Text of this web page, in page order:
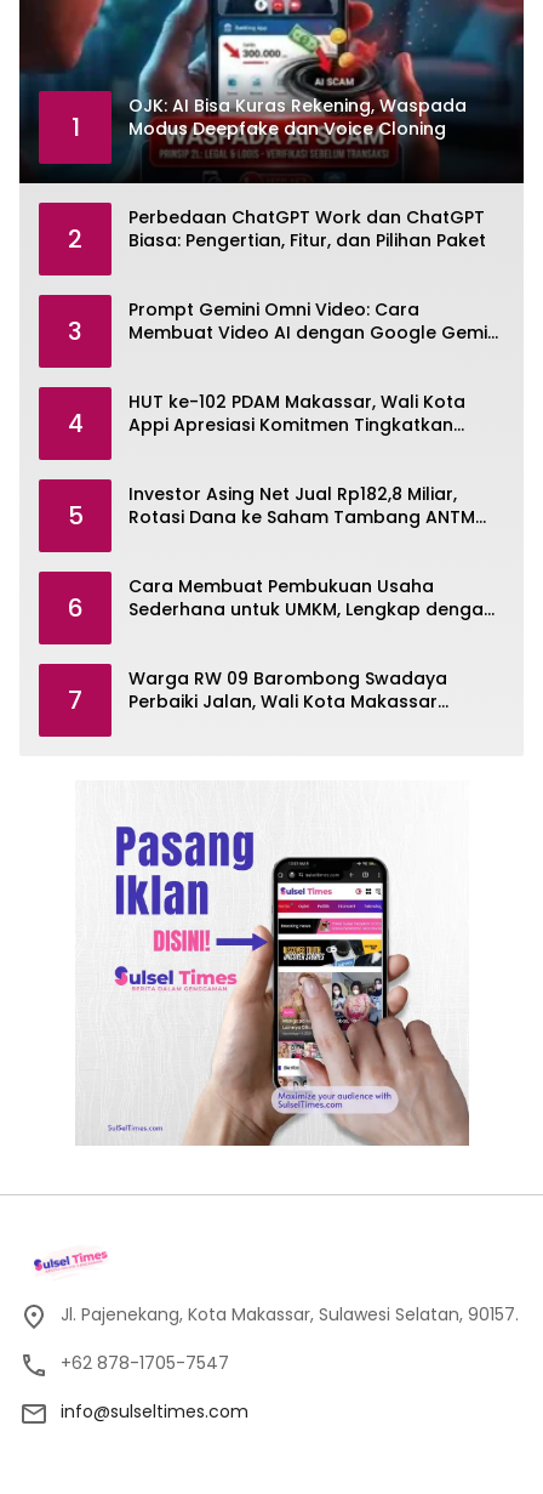
1
OJK: AI Bisa Kuras Rekening, Waspada
Modus Deepfake dan Voice Cloning
2
Perbedaan ChatGPT Work dan ChatGPT
Biasa: Pengertian, Fitur, dan Pilihan Paket
3
Prompt Gemini Omni Video: Cara
Membuat Video AI dengan Google Gemini
4
HUT ke-102 PDAM Makassar, Wali Kota
Appi Apresiasi Komitmen Tingkatkan
5
Investor Asing Net Jual Rp182,8 Miliar,
Rotasi Dana ke Saham Tambang ANTM
6
Cara Membuat Pembukuan Usaha
Sederhana untuk UMKM, Lengkap dengan
7
Warga RW 09 Barombong Swadaya
Perbaiki Jalan, Wali Kota Makassar
Jl. Pajenekang, Kota Makassar, Sulawesi Selatan, 90157.
+62 878-1705-7547
info@sulseltimes.com